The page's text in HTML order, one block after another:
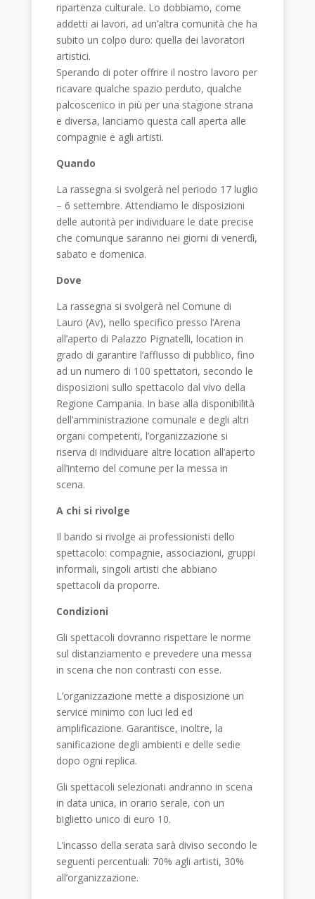
ripartenza culturale. Lo dobbiamo, come
addetti ai lavori, ad un’altra comunità che ha
subito un colpo duro: quella dei lavoratori
artistici.
Sperando di poter offrire il nostro lavoro per
ricavare qualche spazio perduto, qualche
palcoscenico in più per una stagione strana
e diversa, lanciamo questa call aperta alle
compagnie e agli artisti.
Quando
La rassegna si svolgerà nel periodo 17 luglio
– 6 settembre. Attendiamo le disposizioni
delle autorità per individuare le date precise
che comunque saranno nei giorni di venerdì,
sabato e domenica.
Dove
La rassegna si svolgerà nel Comune di
Lauro (Av), nello specifico presso l’Arena
all’aperto di Palazzo Pignatelli, location in
grado di garantire l’afflusso di pubblico, fino
ad un numero di 100 spettatori, secondo le
disposizioni sullo spettacolo dal vivo della
Regione Campania. In base alla disponibilità
dell’amministrazione comunale e degli altri
organi competenti, l’organizzazione si
riserva di individuare altre location all’aperto
all’interno del comune per la messa in
scena.
A chi si rivolge
Il bando si rivolge ai professionisti dello
spettacolo: compagnie, associazioni, gruppi
informali, singoli artisti che abbiano
spettacoli da proporre.
Condizioni
Gli spettacoli dovranno rispettare le norme
sul distanziamento e prevedere una messa
in scena che non contrasti con esse.
L’organizzazione mette a disposizione un
service minimo con luci led ed
amplificazione. Garantisce, inoltre, la
sanificazione degli ambienti e delle sedie
dopo ogni replica.
Gli spettacoli selezionati andranno in scena
in data unica, in orario serale, con un
biglietto unico di euro 10.
L’incasso della serata sarà diviso secondo le
seguenti percentuali: 70% agli artisti, 30%
all’organizzazione.